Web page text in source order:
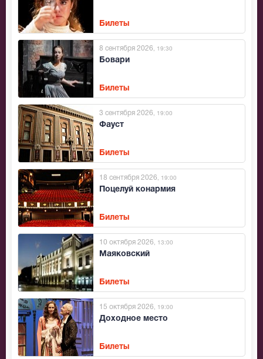
Билеты
Бовари
8 сентября 2026 , 19:30
Билеты
Фауст
3 сентября 2026 , 19:00
Билеты
Поцелуй конармия
18 сентября 2026 , 19:00
Билеты
Маяковский
10 октября 2026 , 13:00
Билеты
Доходное место
15 октября 2026 , 19:00
Билеты